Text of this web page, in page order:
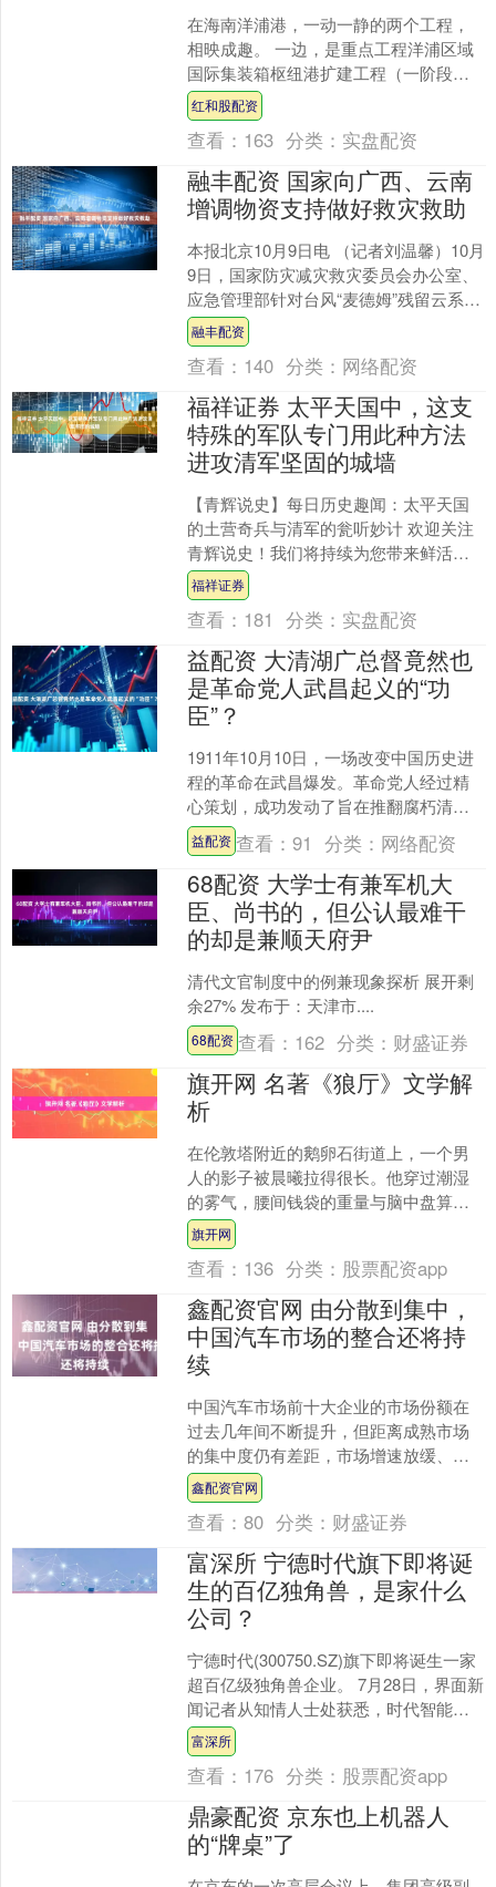
在海南洋浦港，一动一静的两个工程，
相映成趣。 一边，是重点工程洋浦区域
国际集装箱枢纽港扩建工程（一阶段）
二期项目，机械轰鸣，热火朝天；另一
边，是悄无声息的水下工....
红和股配资
查看： 163 分类： 实盘配资
融丰配资 国家向广西、云南
增调物资支持做好救灾救助
本报北京10月9日电 （记者刘温馨）10月
9日，国家防灾减灾救灾委员会办公室、
应急管理部针对台风“麦德姆”残留云系造
成广西、云南等省份强降雨及上游来水
引发的洪涝....
融丰配资
查看： 140 分类： 网络配资
福祥证券 太平天国中，这支
特殊的军队专门用此种方法
进攻清军坚固的城墙
【青辉说史】每日历史趣闻：太平天国
的土营奇兵与清军的瓮听妙计 欢迎关注
青辉说史！我们将持续为您带来鲜活生
动的历史故事，透过细节还原那些惊心
动魄的战争智慧。今天要....
福祥证券
查看： 181 分类： 实盘配资
益配资 大清湖广总督竟然也
是革命党人武昌起义的“功
臣”？
1911年10月10日，一场改变中国历史进
程的革命在武昌爆发。革命党人经过精
心策划，成功发动了旨在推翻腐朽清政
府的武装起义。起义军势如破竹，迅速
攻占武昌城，随后....
益配资 查看：91 分类： 网络配资
68配资 大学士有兼军机大
臣、尚书的，但公认最难干
的却是兼顺天府尹
清代文官制度中的例兼现象探析 展开剩
余27% 发布于：天津市....
68配资 查看： 162 分类： 财盛证券
旗开网 名著《狼厅》文学解
析
在伦敦塔附近的鹅卵石街道上，一个男
人的影子被晨曦拉得很长。他穿过潮湿
的雾气，腰间钱袋的重量与脑中盘算的
重量相当。这是托马斯·克伦威尔，裁缝
之子，正走向权力的中心....
旗开网
查看： 136 分类： 股票配资app
鑫配资官网 由分散到集中，
中国汽车市场的整合还将持
续
中国汽车市场前十大企业的市场份额在
过去几年间不断提升，但距离成熟市场
的集中度仍有差距，市场增速放缓、竞
争加剧的环境下，未来几年市场整合和
出清将是持续性的重点议题....
鑫配资官网
查看：80 分类： 财盛证券
富深所 宁德时代旗下即将诞
生的百亿独角兽，是家什么
公司？
宁德时代(300750.SZ)旗下即将诞生一家
超百亿级独角兽企业。 7月28日，界面新
闻记者从知情人士处获悉，时代智能首
轮融资即将完成，投后估值将超百亿
元。据该....
富深所
查看： 176 分类： 股票配资app
鼎豪配资 京东也上机器人
的“牌桌”了